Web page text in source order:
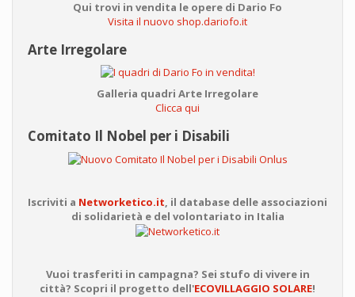
Qui trovi in vendita le opere di Dario Fo
Visita il nuovo shop.dariofo.it
Arte Irregolare
Galleria quadri Arte Irregolare
Clicca qui
Comitato Il Nobel per i Disabili
Iscriviti a Networketico.it , il database delle associazioni
di solidarietà e del volontariato in Italia
Vuoi trasferiti in campagna? Sei stufo di vivere in
città? Scopri il progetto dell'ECOVILLAGGIO SOLARE!